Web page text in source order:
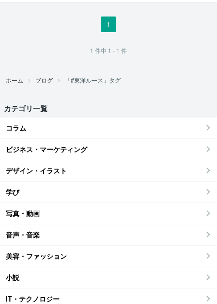
1
1 件中 1 - 1 件
ホーム ブログ 「#東洋ルース」タグ
カテゴリ一覧
コラム
ビジネス・マーケティング
デザイン・イラスト
学び
写真・動画
音声・音楽
美容・ファッション
小説
IT・テクノロジー